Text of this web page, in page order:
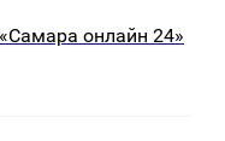
онлайн 24»